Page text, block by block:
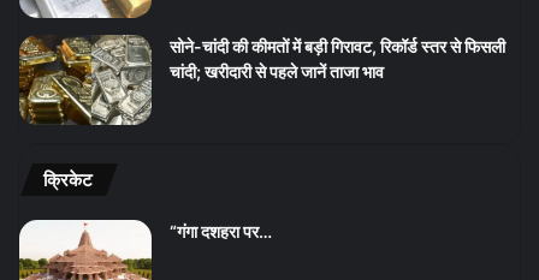
सोने-चांदी की कीमतों में बड़ी गिरावट, रिकॉर्ड स्तर से फिसली
चांदी; खरीदारी से पहले जानें ताजा भाव
क्रिकेट
“गंगा दशहरा पर…